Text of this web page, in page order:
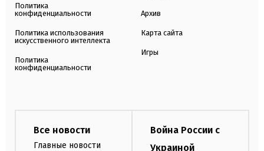
Политика
конфиденциальности
Политика использования
искусственного интеллекта
Политика
конфиденциальности
Архив
Карта сайта
Игры
Все новости
Главные новости
Война России с
Украиной